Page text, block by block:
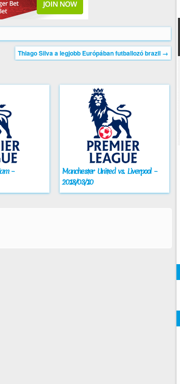
Thiago Silva a legjobb Európában futballozó brazil →
–
Manchester United vs. Liverpool –
2018/03/10